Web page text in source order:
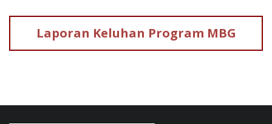
Laporan Keluhan Program MBG